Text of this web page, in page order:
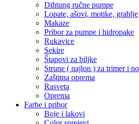
Dihtung ručne pumpe
Lopate, ašovi, motike,
Makaze
Pribor za pumpe i hidropake
Rukavice
Sekire
Štapovi za biljke
Strune ( najlon ) za trimer i
Zaštitna oprema
Rasveta
Oprema
Farbe i pribor
Boje i lakovi